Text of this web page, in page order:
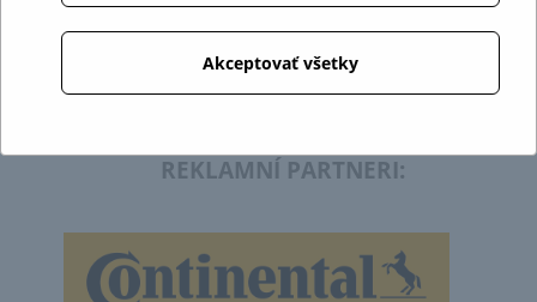
REKLAMNÍ PARTNERI:
Akceptovať všetky